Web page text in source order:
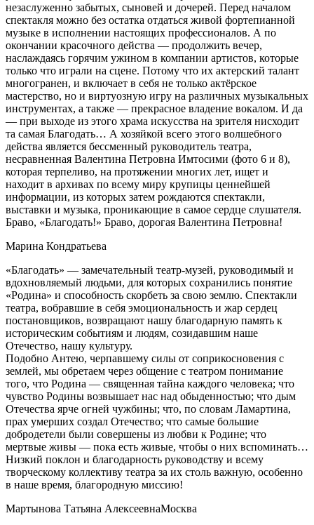
незаслуженно забытых, сыновей и дочерей. Перед началом
спектакля можно без остатка отдаться живой фортепианной
музыке в исполнении настоящих профессионалов. А по
окончании красочного действа — продолжить вечер,
наслаждаясь горячим ужином в компании артистов, которые
только что играли на сцене. Потому что их актерский талант
многогранен, и включает в себя не только актёрское
мастерство, но и виртуозную игру на различных музыкальных
инструментах, а также — прекрасное владение вокалом. И да
— при выходе из этого храма искусства на зрителя нисходит
та самая Благодать… А хозяйкой всего этого волшебного
действа является бессменный руководитель театра,
несравненная Валентина Петровна Имтосими (фото 6 и 8),
которая терпеливо, на протяжении многих лет, ищет и
находит в архивах по всему миру крупицы ценнейшей
информации, из которых затем рождаются спектакли,
выставки и музыка, проникающие в самое сердце слушателя.
Браво, «Благодать!» Браво, дорогая Валентина Петровна!
Марина Кондратьева
«Благодать» — замечательный театр-музей, руководимый и
вдохновляемый людьми, для которых сохранились понятие
«Родина» и способность скорбеть за свою землю. Спектакли
театра, вобравшие в себя эмоциональность и жар сердец
постановщиков, возвращают нашу благодарную память к
историческим событиям и людям, созидавшим наше
Отечество, нашу культуру.
Подобно Антею, черпавшему силы от соприкосновения с
землей, мы обретаем через общение с театром понимание
того, что Родина — священная тайна каждого человека; что
чувство Родины возвышает нас над обыденностью; что дым
Отечества ярче огней чужбины; что, по словам Ламартина,
прах умерших создал Отечество; что самые большие
добродетели были совершены из любви к Родине; что
мертвые живы — пока есть живые, чтобы о них вспоминать…
Низкий поклон и благодарность руководству и всему
творческому коллективу театра за их столь важную, особенно
в наше время, благородную миссию!
Мартынова Татьяна АлексеевнаМосква